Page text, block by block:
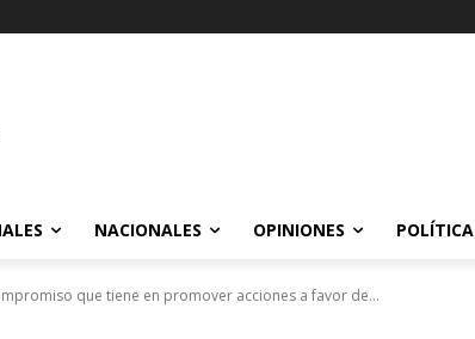
NACIONALES OPINIONES POLÍTICA
que tiene en promover acciones a favor de...